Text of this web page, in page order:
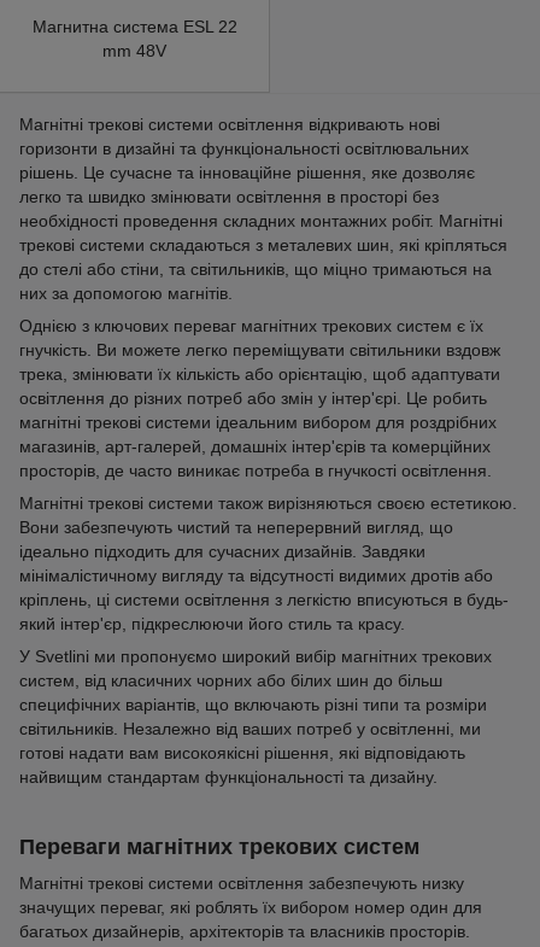
Магнітні трекові системи освітлення відкривають нові
горизонти в дизайні та функціональності освітлювальних
рішень. Це сучасне та інноваційне рішення, яке дозволяє
легко та швидко змінювати освітлення в просторі без
необхідності проведення складних монтажних робіт. Магнітні
трекові системи складаються з металевих шин, які кріпляться
до стелі або стіни, та світильників, що міцно тримаються на
них за допомогою магнітів.
Однією з ключових переваг магнітних трекових систем є їх
гнучкість. Ви можете легко переміщувати світильники вздовж
трека, змінювати їх кількість або орієнтацію, щоб адаптувати
освітлення до різних потреб або змін у інтер'єрі. Це робить
магнітні трекові системи ідеальним вибором для роздрібних
магазинів, арт-галерей, домашніх інтер'єрів та комерційних
просторів, де часто виникає потреба в гнучкості освітлення.
Магнітні трекові системи також вирізняються своєю естетикою.
Вони забезпечують чистий та неперервний вигляд, що
ідеально підходить для сучасних дизайнів. Завдяки
мінімалістичному вигляду та відсутності видимих дротів або
кріплень, ці системи освітлення з легкістю вписуються в будь-
який інтер'єр, підкреслюючи його стиль та красу.
У Svetlini ми пропонуємо широкий вибір магнітних трекових
систем, від класичних чорних або білих шин до більш
специфічних варіантів, що включають різні типи та розміри
світильників. Незалежно від ваших потреб у освітленні, ми
готові надати вам високоякісні рішення, які відповідають
найвищим стандартам функціональності та дизайну.
Переваги магнітних трекових систем
Магнітні трекові системи освітлення забезпечують низку
значущих переваг, які роблять їх вибором номер один для
багатьох дизайнерів, архітекторів та власників просторів.
Магнитна система ESL 22
mm 48V